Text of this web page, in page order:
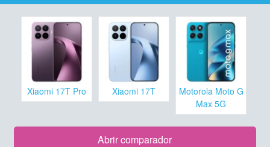
Xiaomi 17T Pro Xiaomi 17T
Motorola Moto G
Max 5G
Abrir comparador